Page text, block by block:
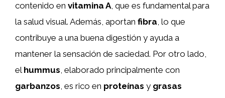
contenido en vitamina A, que es fundamental para
la salud visual. Además, aportan fibra, lo que
contribuye a una buena digestión y ayuda a
mantener la sensación de saciedad. Por otro lado,
el hummus, elaborado principalmente con
garbanzos, es rico en proteínas y grasas